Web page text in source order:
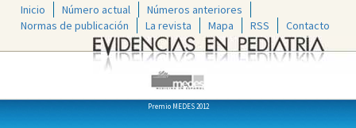
Inicio Número actual
Números anteriores
Normas de publicación
La revista Mapa RSS Contacto
Premio MEDES 2012